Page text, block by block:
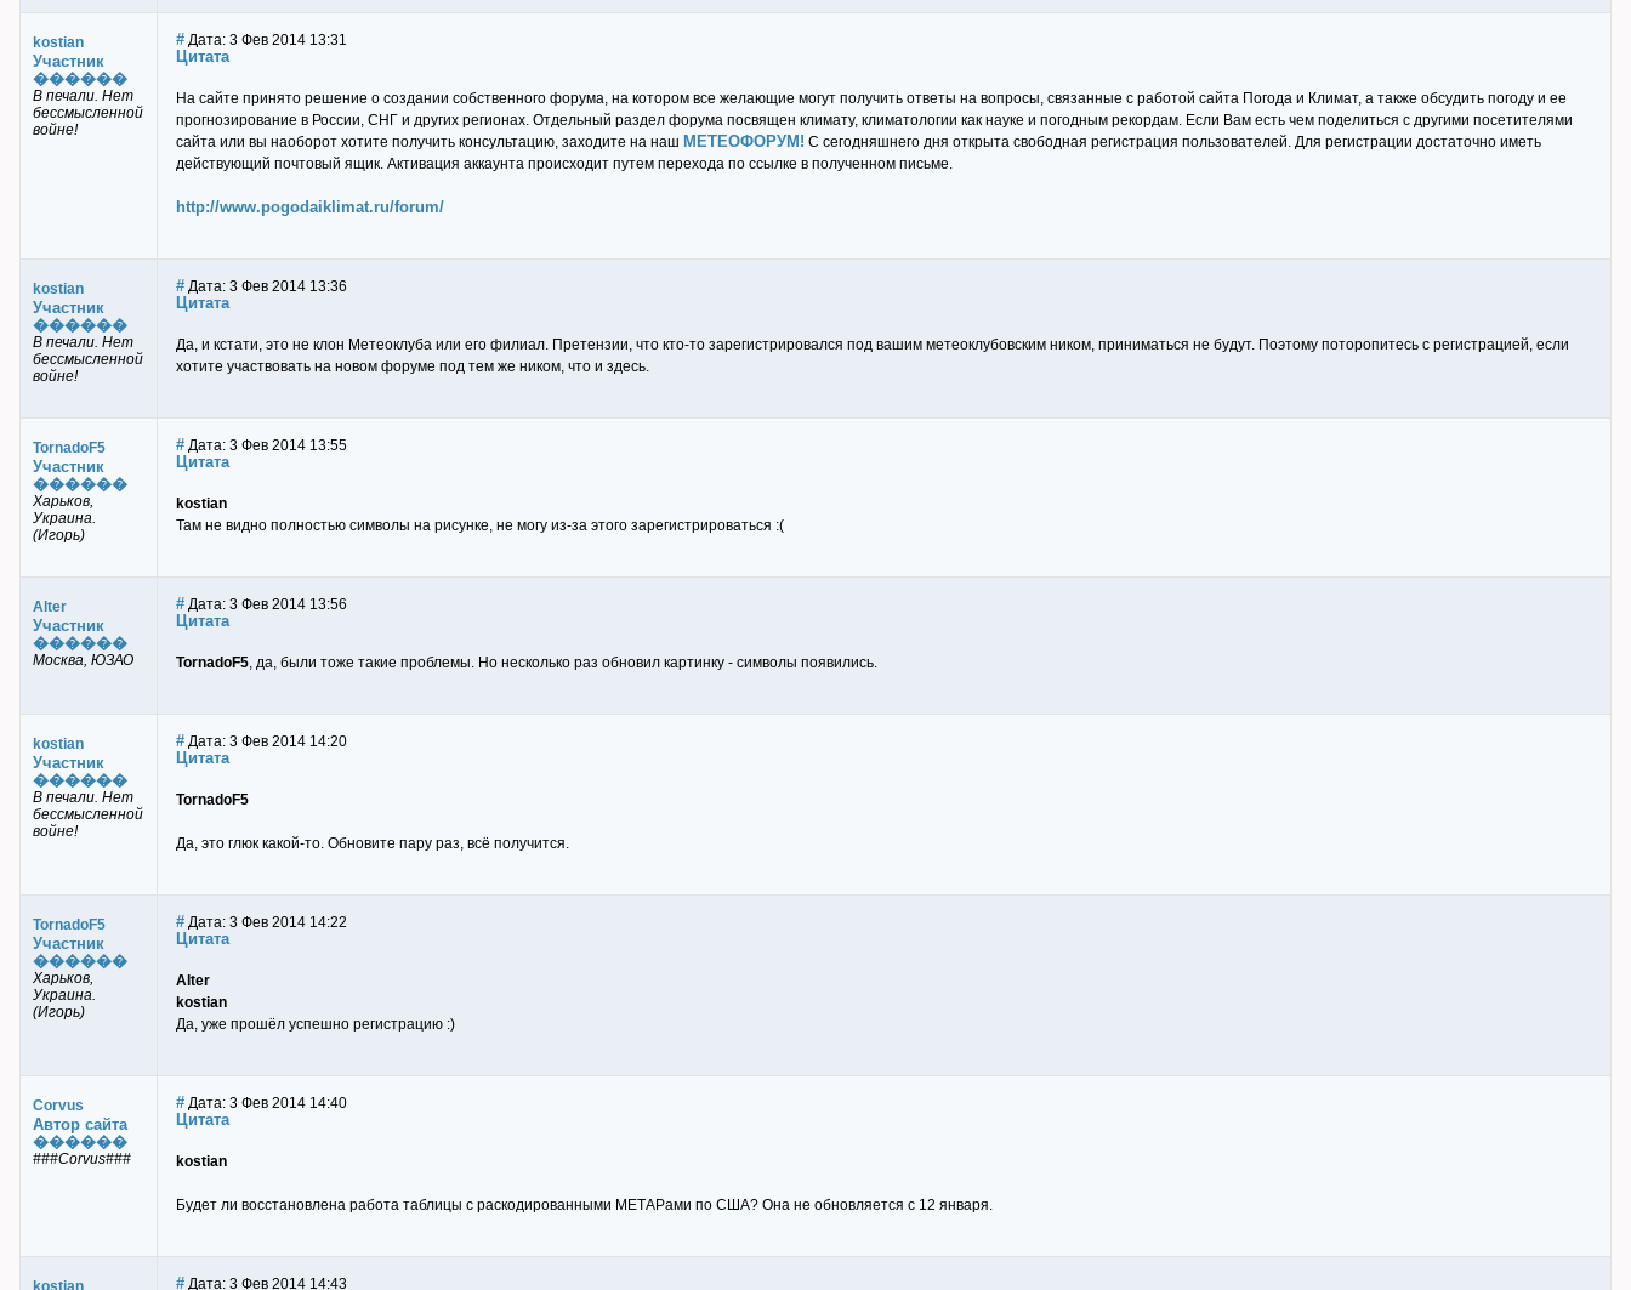
kostian
Участник
������
В печали. Нет
бессмысленной
войне!
# Дата: 3 Фев 2014 13:31
Цитата
На сайте принято решение о создании собственного форума, на котором все желающие могут получить ответы на вопросы, связанные с работой сайта Погода и Климат, а также обсудить погоду и ее
прогнозирование в России, СНГ и других регионах. Отдельный раздел форума посвящен климату, климатологии как науке и погодным рекордам. Если Вам есть чем поделиться с другими посетителями
сайта или вы наоборот хотите получить консультацию, заходите на наш МЕТЕОФОРУМ! С сегодняшнего дня открыта свободная регистрация пользователей. Для регистрации достаточно иметь
действующий почтовый ящик. Активация аккаунта происходит путем перехода по ссылке в полученном письме.
http://www.pogodaiklimat.ru/forum/
kostian
Участник
������
В печали. Нет
бессмысленной
войне!
# Дата: 3 Фев 2014 13:36
Цитата
Да, и кстати, это не клон Метеоклуба или его филиал. Претензии, что кто-то зарегистрировался под вашим метеоклубовским ником, приниматься не будут. Поэтому поторопитесь с регистрацией, если
хотите участвовать на новом форуме под тем же ником, что и здесь.
TornadoF5
Участник
������
Харьков,
Украина.
(Игорь)
# Дата: 3 Фев 2014 13:55
Цитата
kostian
Там не видно полностью символы на рисунке, не могу из-за этого зарегистрироваться :(
Alter
Участник
������
Москва, ЮЗАО
# Дата: 3 Фев 2014 13:56
Цитата
TornadoF5, да, были тоже такие проблемы. Но несколько раз обновил картинку - символы появились.
kostian
Участник
������
В печали. Нет
бессмысленной
войне!
# Дата: 3 Фев 2014 14:20
Цитата
TornadoF5
Да, это глюк какой-то. Обновите пару раз, всё получится.
TornadoF5
Участник
������
Харьков,
Украина.
(Игорь)
# Дата: 3 Фев 2014 14:22
Цитата
Alter
kostian
Да, уже прошёл успешно регистрацию :)
Corvus
Автор сайта
������
###Corvus###
# Дата: 3 Фев 2014 14:40
Цитата
kostian
Будет ли восстановлена работа таблицы с раскодированными МЕТАРами по США? Она не обновляется с 12 января.
kostian # Дата: 3 Фев 2014 14:43